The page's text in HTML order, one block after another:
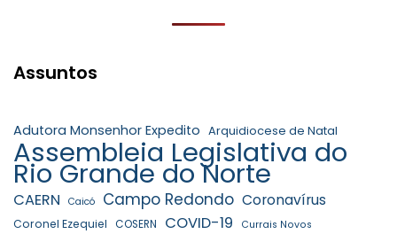
Assuntos
Adutora Monsenhor Expedito Arquidiocese de Natal
Assembleia Legislativa do
Rio Grande do Norte
CAERN Caicó Campo Redondo Coronavírus
Coronel Ezequiel COSERN COVID-19 Currais Novos